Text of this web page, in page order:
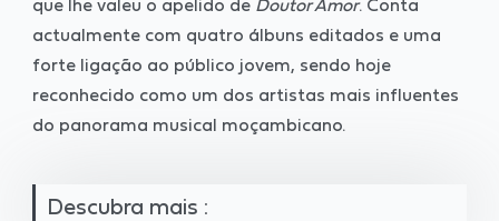
que lhe valeu o apelido de Doutor Amor. Conta
actualmente com quatro álbuns editados e uma
forte ligação ao público jovem, sendo hoje
reconhecido como um dos artistas mais influentes
do panorama musical moçambicano.
Descubra mais :